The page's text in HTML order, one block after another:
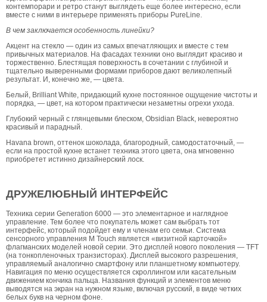
контемпорари и ретро станут выглядеть еще более интересно, если
вместе с ними в интерьере применять приборы PureLine.
В чем заключается особенность линейки?
Акцент на стекло — один из самых впечатляющих и вместе с тем
привычных материалов. На фасадах техники оно выглядит красиво и
торжественно. Блестящая поверхность в сочетании с глубиной и
тщательно выверенными формами приборов дают великолепный
результат. И, конечно же, — цвета.
Белый, Brilliant White, придающий кухне постоянное ощущение чистоты и
порядка, — цвет, на котором практически незаметны огрехи ухода.
Глубокий черный с глянцевыми блеском, Obsidian Black, невероятно
красивый и парадный.
Havana brown, оттенок шоколада, благородный, самодостаточный, —
если на простой кухне встанет техника этого цвета, она мгновенно
приобретет истинно дизайнерский лоск.
ДРУЖЕЛЮБНЫЙ ИНТЕРФЕЙС
Техника серии Generation 6000 — это элементарное и наглядное
управление. Тем более что покупатель может сам выбрать тот
интерфейс, который подойдет ему и членам его семьи. Система
сенсорного управления M Touch является «визитной карточкой»
флагманских моделей новой серии. Это дисплей нового поколения — TFT
(на тонкопленочных транзисторах). Дисплей высокого разрешения,
управляемый аналогично смартфону или планшетному компьютеру.
Навигация по меню осуществляется скроллингом или касательным
движением кончика пальца. Названия функций и элементов меню
выводятся на экран на нужном языке, включая русский, в виде четких
белых букв на черном фоне.